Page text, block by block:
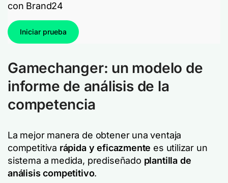
con Brand24
Iniciar prueba
Gamechanger: un modelo de
informe de análisis de la
competencia
La mejor manera de obtener una ventaja
competitiva rápida y eficazmente es utilizar un
sistema a medida, prediseñado plantilla de
análisis competitivo.